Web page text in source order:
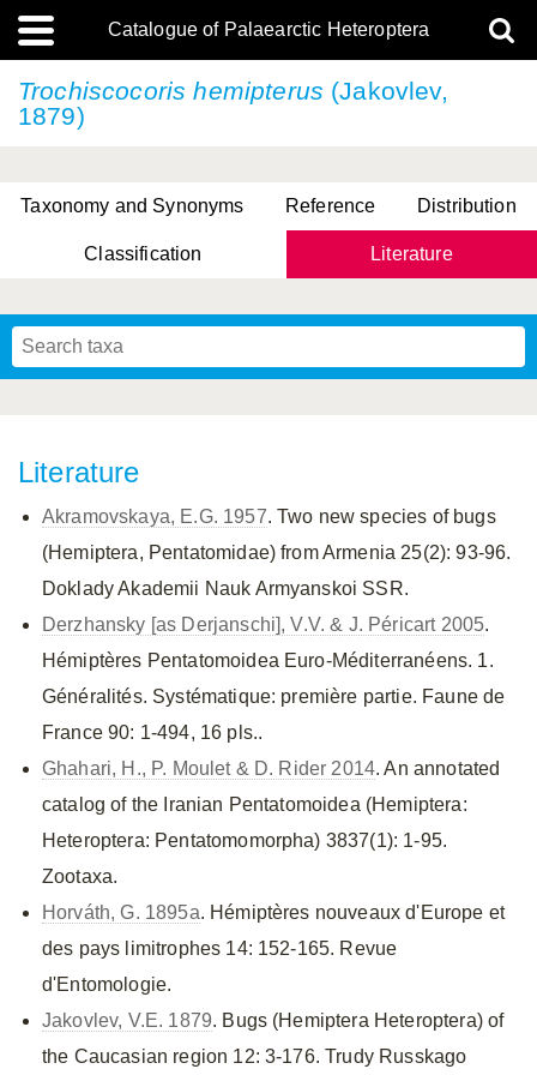
Catalogue of Palaearctic Heteroptera
Trochiscocoris hemipterus (Jakovlev,
1879)
Taxonomy and Synonyms Reference Distribution
Classification Literature
Literature
Akramovskaya, E.G. 1957. Two new species of bugs
(Hemiptera, Pentatomidae) from Armenia 25(2): 93-96.
Doklady Akademii Nauk Armyanskoi SSR.
Derzhansky [as Derjanschi], V.V. & J. Péricart 2005.
Hémiptères Pentatomoidea Euro-Méditerranéens. 1.
Généralités. Systématique: première partie. Faune de
France 90: 1-494, 16 pls..
Ghahari, H., P. Moulet & D. Rider 2014. An annotated
catalog of the Iranian Pentatomoidea (Hemiptera:
Heteroptera: Pentatomomorpha) 3837(1): 1-95.
Zootaxa.
Horváth, G. 1895a. Hémiptères nouveaux d'Europe et
des pays limitrophes 14: 152-165. Revue
d'Entomologie.
Jakovlev, V.E. 1879. Bugs (Hemiptera Heteroptera) of
the Caucasian region 12: 3-176. Trudy Russkago